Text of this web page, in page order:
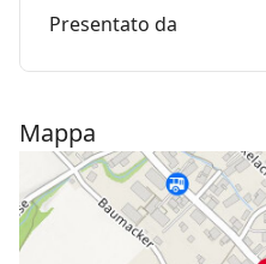
nel Mercato d’Autunno
Seguendola via delle
frutticoltori .
Seguendola via delle
verde si scoprono
frutticoltura, Altnau e la
scherzosamente
Presentato da
Mappa